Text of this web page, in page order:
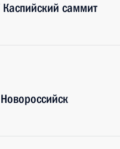
Каспийский саммит